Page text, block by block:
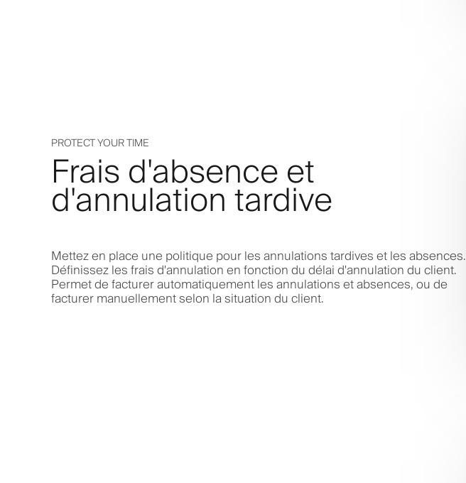
PROTECT YOUR TIME
Frais d'absence et
d'annulation tardive
Mettez en place une politique pour les annulations tardives et les absences.
Définissez les frais d'annulation en fonction du délai d'annulation du client.
Permet de facturer automatiquement les annulations et absences, ou de
facturer manuellement selon la situation du client.